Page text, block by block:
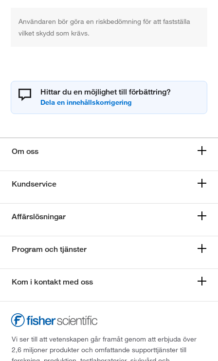
Användaren bör göra en riskbedömning för att fastställa
vilket skydd som krävs.
Hittar du en möjlighet till förbättring?
Om oss
Kundservice
Affärslösningar
Program och tjänster
Kom i kontakt med oss
Vi ser till att vetenskapen går framåt genom att erbjuda över
2,6 miljoner produkter och omfattande supporttjänster till